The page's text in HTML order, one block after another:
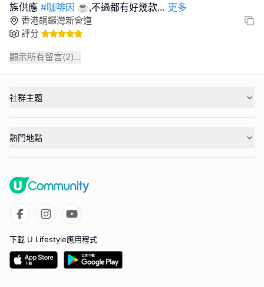
族供應 #咖啡因 ☕️,不過都有好幾款... 更多
香港銅鑼灣新會道
評分
顯示所有留言(2)...
社群主題
熱門地點
下載 U Lifestyle應用程式